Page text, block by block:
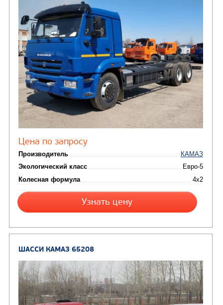
Колесная формула
Узнать цену
ШАССИ КАМАЗ 53605 В НАЛИЧИИ
от 4 200 000₽